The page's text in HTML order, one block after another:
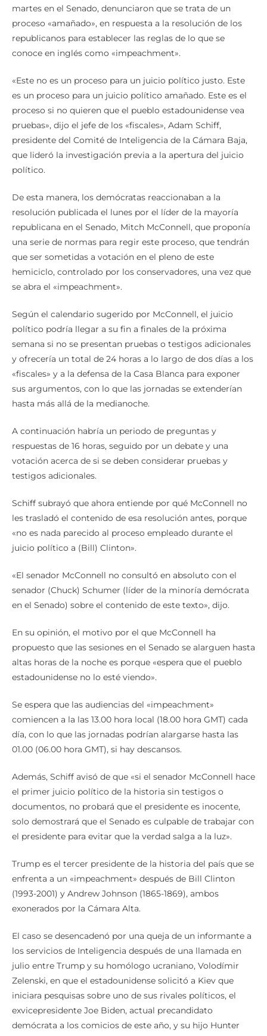
martes en el Senado, denunciaron que se trata de un
proceso «amañado», en respuesta a la resolución de los
republicanos para establecer las reglas de lo que se
conoce en inglés como «impeachment».
«Este no es un proceso para un juicio político justo. Este
es un proceso para un juicio político amañado. Este es el
proceso si no quieren que el pueblo estadounidense vea
pruebas», dijo el jefe de los «fiscales», Adam Schiff,
presidente del Comité de Inteligencia de la Cámara Baja,
que lideró la investigación previa a la apertura del juicio
político.
De esta manera, los demócratas reaccionaban a la
resolución publicada el lunes por el líder de la mayoría
republicana en el Senado, Mitch McConnell, que proponía
una serie de normas para regir este proceso, que tendrán
que ser sometidas a votación en el pleno de este
hemiciclo, controlado por los conservadores, una vez que
se abra el «impeachment».
Según el calendario sugerido por McConnell, el juicio
político podría llegar a su fin a finales de la próxima
semana si no se presentan pruebas o testigos adicionales
y ofrecería un total de 24 horas a lo largo de dos días a los
«fiscales» y a la defensa de la Casa Blanca para exponer
sus argumentos, con lo que las jornadas se extenderían
hasta más allá de la medianoche.
A continuación habría un periodo de preguntas y
respuestas de 16 horas, seguido por un debate y una
votación acerca de si se deben considerar pruebas y
testigos adicionales.
Schiff subrayó que ahora entiende por qué McConnell no
les trasladó el contenido de esa resolución antes, porque
«no es nada parecido al proceso empleado durante el
juicio político a (Bill) Clinton».
«El senador McConnell no consultó en absoluto con el
senador (Chuck) Schumer (líder de la minoría demócrata
en el Senado) sobre el contenido de este texto», dijo.
En su opinión, el motivo por el que McConnell ha
propuesto que las sesiones en el Senado se alarguen hasta
altas horas de la noche es porque «espera que el pueblo
estadounidense no lo esté viendo».
Se espera que las audiencias del «impeachment»
comiencen a la las 13.00 hora local (18.00 hora GMT) cada
día, con lo que las jornadas podrían alargarse hasta las
01.00 (06.00 hora GMT), si hay descansos.
Además, Schiff avisó de que «si el senador McConnell hace
el primer juicio político de la historia sin testigos o
documentos, no probará que el presidente es inocente,
solo demostrará que el Senado es culpable de trabajar con
el presidente para evitar que la verdad salga a la luz».
Trump es el tercer presidente de la historia del país que se
enfrenta a un «impeachment» después de Bill Clinton
(1993-2001) y Andrew Johnson (1865-1869), ambos
exonerados por la Cámara Alta.
El caso se desencadenó por una queja de un informante a
los servicios de Inteligencia después de una llamada en
julio entre Trump y su homólogo ucraniano, Volodímir
Zelenski, en que el estadounidense solicitó a Kiev que
iniciara pesquisas sobre uno de sus rivales políticos, el
exvicepresidente Joe Biden, actual precandidato
demócrata a los comicios de este año, y su hijo Hunter